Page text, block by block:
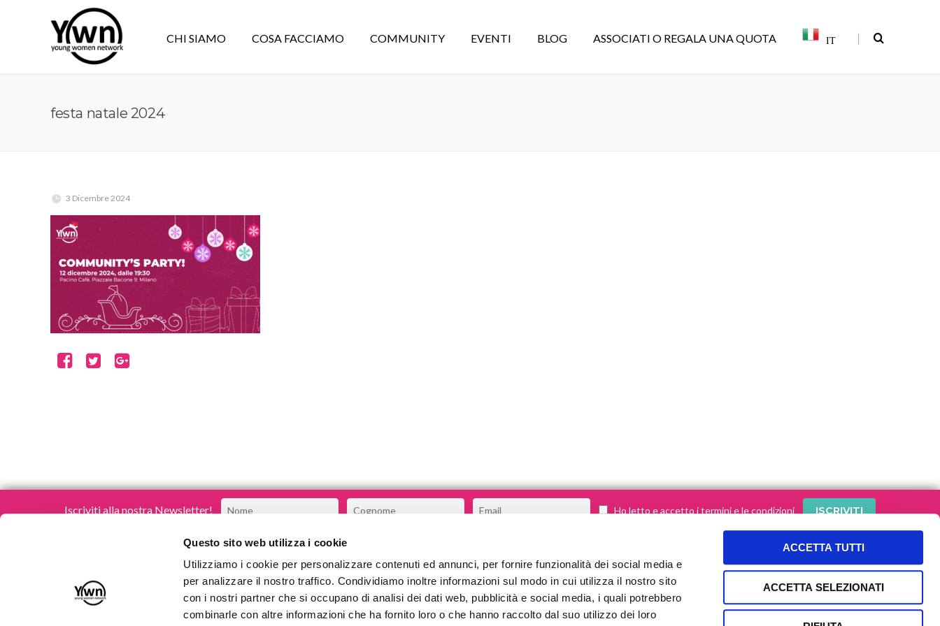
Questo sito web utilizza i cookie
Utilizziamo i cookie per personalizzare contenuti ed annunci, per fornire funzionalità dei social media e
per analizzare il nostro traffico. Condividiamo inoltre informazioni sul modo in cui utilizza il nostro sito
con i nostri partner che si occupano di analisi dei dati web, pubblicità e social media, i quali potrebbero
combinarle con altre informazioni che ha fornito loro o che hanno raccolto dal suo utilizzo dei loro
ACCETTA TUTTI
ACCETTA SELEZIONATI
CHI SIAMO COSA FACCIAMO COMMUNITY EVENTI BLOG ASSOCIATI O REGALA UNA QUOTA IT |
festa natale 2024
3 Dicembre 2024
Iscriviti alla nostra Newsletter! Ho letto e accetto i termini e le condizioni
Young Women Network
CHI SIAMO
COSA FACCIAMO
COMMUNITY
SEGUI le nostre storie sui social!